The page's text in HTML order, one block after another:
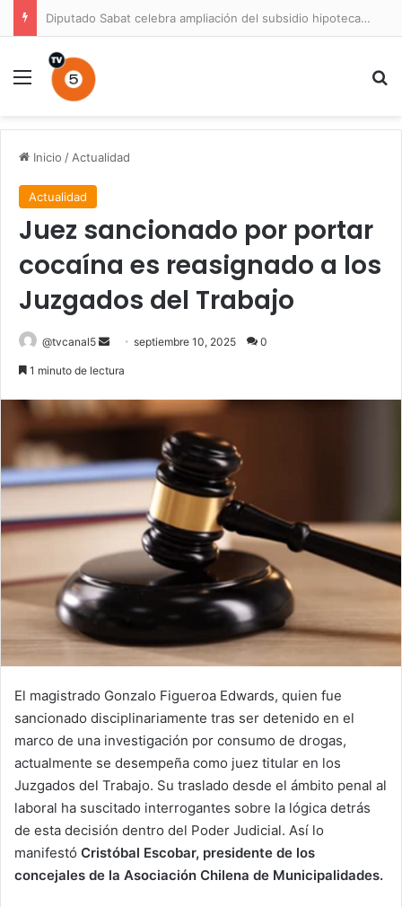
Diputado Sabat celebra ampliación del subsidio hipotecario con viviendas de hasta 6.000 UF
Menú
Inicio / Actualidad
Actualidad
Juez sancionado por portar
cocaína es reasignado a los
Juzgados del Trabajo
@tvcanal5
Sendseptiembre 10, 2025 0
1 minuto de lectura
El magistrado Gonzalo Figueroa Edwards, quien fue
sancionado disciplinariamente tras ser detenido en el
marco de una investigación por consumo de drogas,
actualmente se desempeña como juez titular en los
Juzgados del Trabajo. Su traslado desde el ámbito penal al
laboral ha suscitado interrogantes sobre la lógica detrás
de esta decisión dentro del Poder Judicial. Así lo
manifestó Cristóbal Escobar, presidente de los
concejales de la Asociación Chilena de Municipalidades.